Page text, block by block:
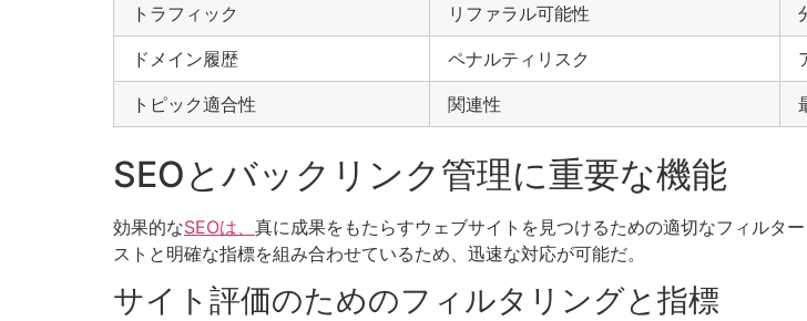
トラフィック リファラル可能性
ドメイン履歴 ペナルティリスク
トピック適合性 関連性
SEOとバックリンク管理に重要な機能
効果的なSEOは、 真に成果をもたらすウェブサイトを見つけるための適切なフィルタ
ストと明確な指標を組み合わせているため、迅速な対応が可能だ。
サイト評価のためのフィルタリングと指標